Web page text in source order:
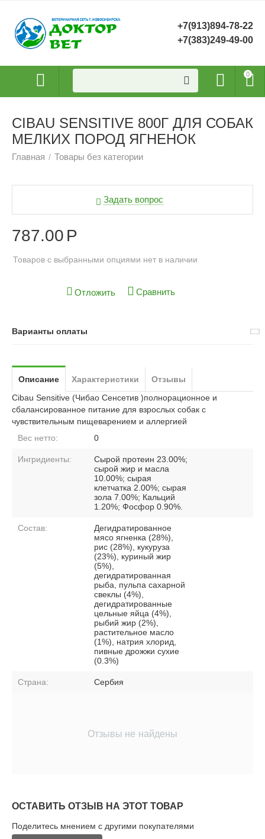
+7(913)894-78-22
+7(383)249-49-00
0
CIBAU SENSITIVE 800Г ДЛЯ СОБАК
МЕЛКИХ ПОРОД ЯГНЕНОК
Главная / Товары без категории
Задать вопрос
787.00 Р
Товаров с выбранными опциями нет в наличии
Отложить Сравнить
Варианты оплаты
Описание Характеристики
Отзывы
Cibau Sensitive (Чибао Сенсетив )полнорационное и
сбалансированное питание для взрослых собак с
чувствительным пищеварением и аллергией
Вес нетто:
0
Ингридиенты:
Сырой протеин 23.00%;
сырой жир и масла
10.00%; сырая
клетчатка 2.00%; сырая
зола 7.00%; Кальций
1.20%; Фосфор 0.90%.
Состав:
Дегидратированное
мясо ягненка (28%),
рис (28%), кукуруза
(23%), куриный жир
(5%),
дегидратированная
рыба, пульпа сахарной
свеклы (4%),
дегидратированные
цельные яйца (4%),
рыбий жир (2%),
растительное масло
(1%), натрия хлорид,
пивные дрожжи сухие
(0.3%)
Страна: Сербия
Отзывы не найдены
ОСТАВИТЬ ОТЗЫВ НА ЭТОТ ТОВАР
Поделитесь мнением с другими покупателями